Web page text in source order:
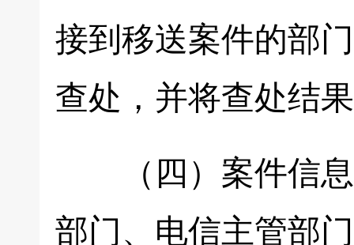
接到移送案件的部
查处，并将查处结
（四）案件信息
部门、电信主管部